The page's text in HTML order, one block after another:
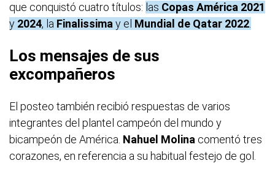
que conquistó cuatro títulos: las Copas América 2021
y 2024, la Finalissima y el Mundial de Qatar 2022
Los mensajes de sus
excompañeros
El posteo también recibió respuestas de varios
integrantes del plantel campeón del mundo y
bicampeón de América. Nahuel Molina comentó tres
corazones, en referencia a su habitual festejo de gol.